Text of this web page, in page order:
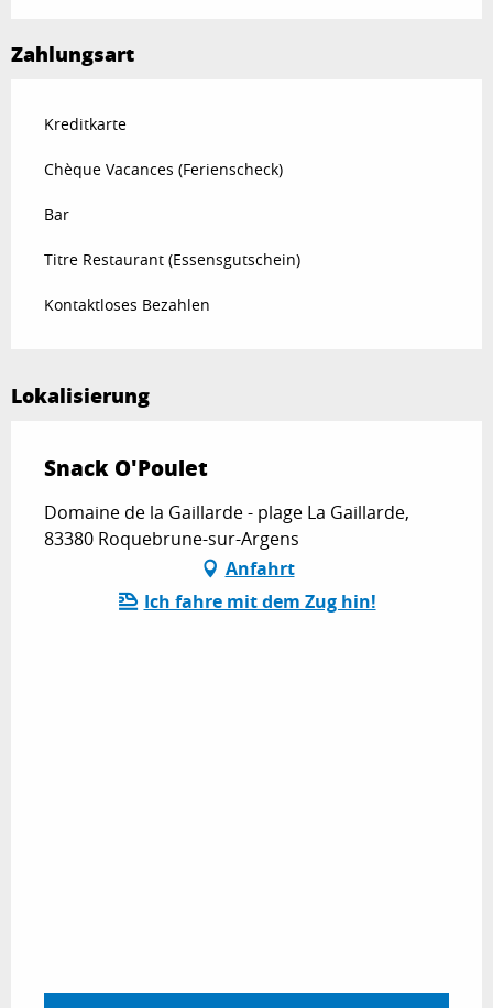
Zahlungsart
Kreditkarte
Chèque Vacances (Ferienscheck)
Bar
Titre Restaurant (Essensgutschein)
Kontaktloses Bezahlen
Lokalisierung
Snack O'Poulet
Domaine de la Gaillarde - plage La Gaillarde,
83380 Roquebrune-sur-Argens
Anfahrt
Ich fahre mit dem Zug hin!